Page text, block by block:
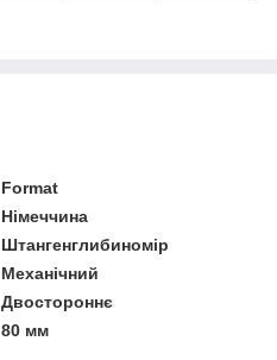
Format
Німеччина
Штангенглибиномір
Механічний
Двостороннє
80 мм